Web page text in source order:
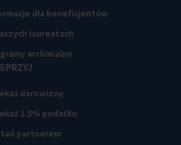
dla beneficjentów
laureatach
archiwalne
darowiznę
1.5% podatku
partnerem